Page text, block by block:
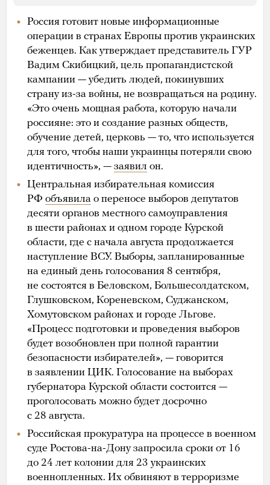
Россия готовит новые информационные
операции в странах Европы против украинских
беженцев. Как утверждает представитель ГУР
Вадим Скибицкий, цель пропагандистской
кампании — убедить людей, покинувших
страну из-за войны, не возвращаться на родину.
«Это очень мощная работа, которую начали
россияне: это и создание разных обществ,
обучение детей, церковь — то, что используется
для того, чтобы наши украинцы потеряли свою
идентичность», — заявил он.
Центральная избирательная комиссия
РФ объявила о переносе выборов депутатов
десяти органов местного самоуправления
в шести районах и одном городе Курской
области, где с начала августа продолжается
наступление ВСУ. Выборы, запланированные
на единый день голосования 8 сентября,
не состоятся в Беловском, Большесолдатском,
Глушковском, Кореневском, Суджанском,
Хомутовском районах и городе Льгове.
«Процесс подготовки и проведения выборов
будет возобновлен при полной гарантии
безопасности избирателей», — говорится
в заявлении ЦИК. Голосование на выборах
губернатора Курской области состоится —
проголосовать можно будет досрочно
с 28 августа.
Российская прокуратура на процессе в военном
суде Ростова-на-Дону запросила сроки от 16
до 24 лет колонии для 23 украинских
военнопленных. Их обвиняют в терроризме